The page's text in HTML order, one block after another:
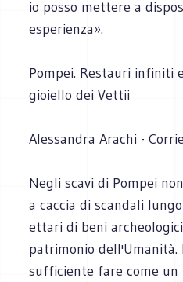
io posso mettere a
esperienza».
Pompei. Restauri infiniti
gioiello dei Vettii
Alessandra Arachi -
Negli scavi di Pompei
a caccia di scandali
ettari di beni
patrimonio dell'Umanità.
sufficiente fare come